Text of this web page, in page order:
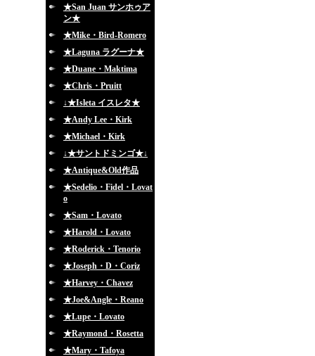
★San Juan サンホゥア
ン★
★Mike・Bird-Romero
★Laguna ラグーナ★
★Duane・Maktima
★Chris・Pruitt
↓★Isleta イスレタ★
★Andy Lee・Kirk
★Michael・Kirk
↓★サントドミンゴ★↓
★Antique&Old作品
★Sedelio・Fidel・Lovat
o
★Sam・Lovato
★Harold・Lovato
★Roderick・Tenorio
★Joseph・D・Coriz
★Harvey・Chavez
★Joe&Angle・Reano
★Lupe・Lovato
★Raymond・Rosetta
★Mary・Tafoya